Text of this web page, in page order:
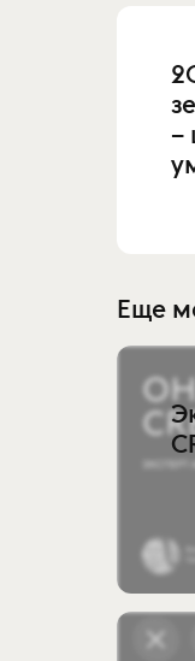
–
Еще